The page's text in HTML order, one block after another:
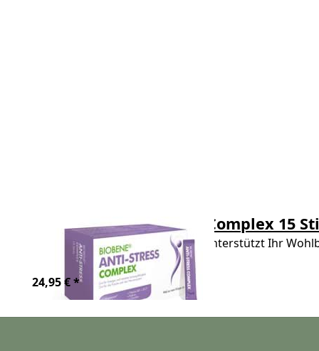
BIOBENE® Anti-Stress Complex 15
BIOBENE® Anti-Stress Complex unterstützt Ihr
und Vitamin C+E hi…
24,95 € *